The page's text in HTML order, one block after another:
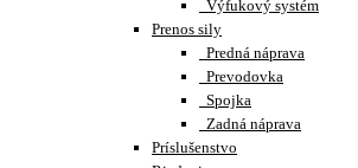
Výfukový systém
Prenos sily
Predná náprava
Prevodovka
Spojka
Zadná náprava
Príslušenstvo